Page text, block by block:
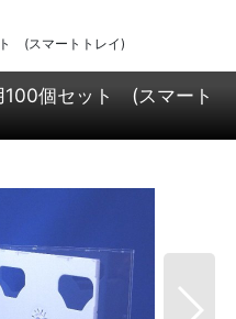
(スマートトレイ)
100個セット (スマート